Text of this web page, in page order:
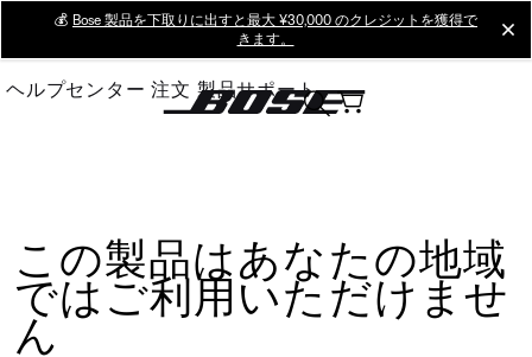
Main
💰 Bose 製品を下取りに出すと最大 ¥30,000 のクレジットを獲得で
きます。
ヘルプセンター 注文 製品サポート
この製品はあなたの地域
ではご利用いただけませ
ん